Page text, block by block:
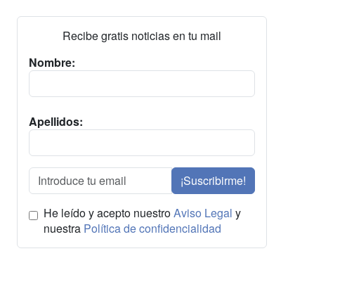
Recibe gratis noticias en tu mail
Nombre:
Apellidos:
¡Suscribirme!
He leído y acepto nuestroAviso Legal y
nuestra Política de confidencialidad